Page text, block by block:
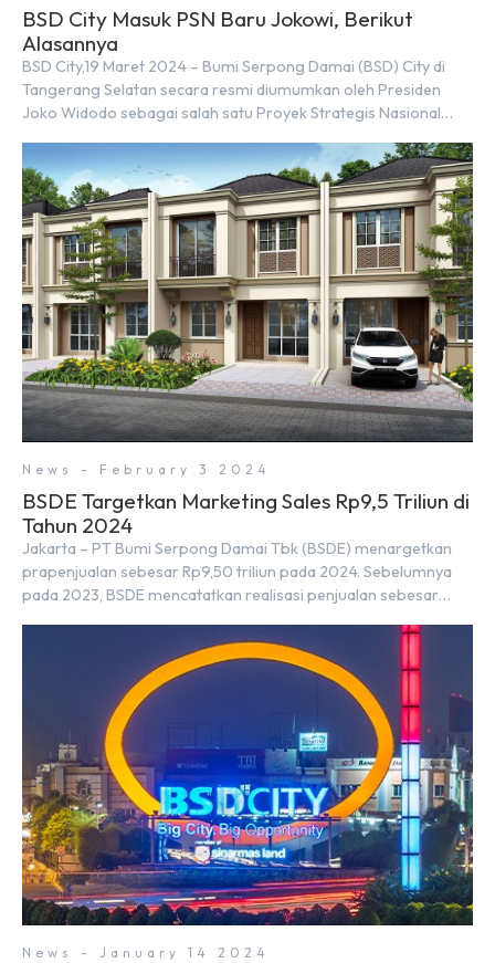
BSD City Masuk PSN Baru Jokowi, Berikut
Alasannya
BSD City,19 Maret 2024 – Bumi Serpong Damai (BSD) City di
Tangerang Selatan secara resmi diumumkan oleh Presiden
Joko Widodo sebagai salah satu Proyek Strategis Nasional
Koordinator Bidang Perekonomian, Airlangga Hartarto, setelah
Rapat Terbatas (ratas) bersama Jokowi di Istana Kepresidenan
pada hari Senin, 18 Maret 2024. Selain […]
News - February 3 2024
BSDE Targetkan Marketing Sales Rp9,5 Triliun di
Tahun 2024
Jakarta – PT Bumi Serpong Damai Tbk (BSDE) menargetkan
prapenjualan sebesar Rp9,50 triliun pada 2024. Sebelumnya
pada 2023, BSDE mencatatkan realisasi penjualan sebesar
Rp8,80 triliun. Menurut Direktur BSDE Hermawan Wijaya
menghadapi 2024, kondisi ekonomi global maupun nasional
dapat memengaruhi pertimbangan masyarakat untuk
membeli rumah maupun investasi di sektor […]
News - January 14 2024